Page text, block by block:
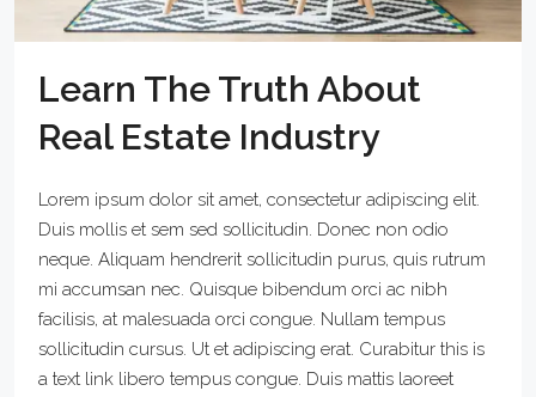
Learn The Truth About
Real Estate Industry
Lorem ipsum dolor sit amet, consectetur adipiscing elit.
Duis mollis et sem sed sollicitudin. Donec non odio
neque. Aliquam hendrerit sollicitudin purus, quis rutrum
mi accumsan nec. Quisque bibendum orci ac nibh
facilisis, at malesuada orci congue. Nullam tempus
sollicitudin cursus. Ut et adipiscing erat. Curabitur this is
a text link libero tempus congue. Duis mattis laoreet